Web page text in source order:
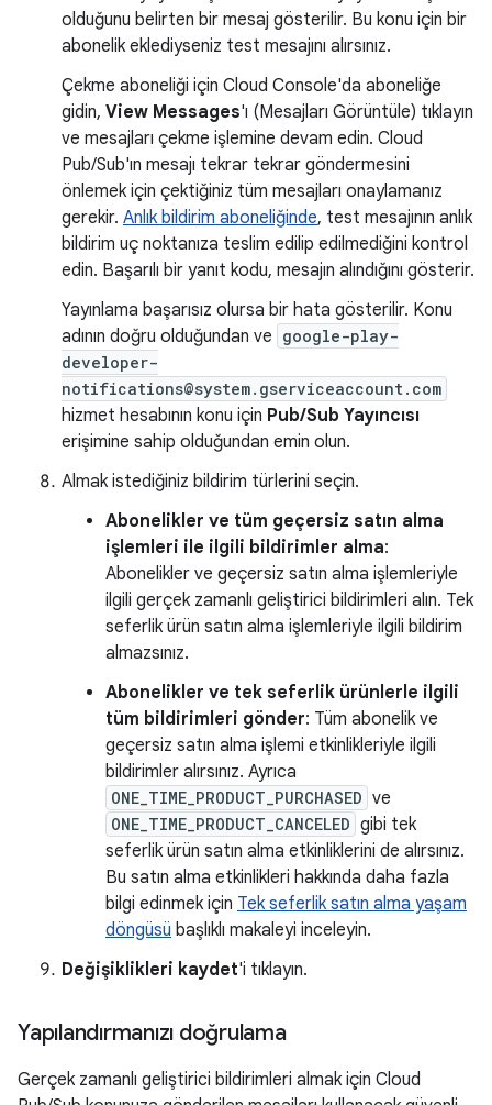
olduğunu belirten bir mesaj gösterilir. Bu konu için bir
abonelik eklediyseniz test mesajını alırsınız.
Çekme aboneliği için Cloud Console'da aboneliğe
gidin, View Messages'ı (Mesajları Görüntüle) tıklayın
ve mesajları çekme işlemine devam edin. Cloud
Pub/Sub'ın mesajı tekrar tekrar göndermesini
önlemek için çektiğiniz tüm mesajları onaylamanız
gerekir. Anlık bildirim aboneliğinde, test mesajının anlık
bildirim uç noktanıza teslim edilip edilmediğini kontrol
edin. Başarılı bir yanıt kodu, mesajın alındığını gösterir.
Yayınlama başarısız olursa bir hata gösterilir. Konu
adının doğru olduğundan ve google-play-
developer-
notifications@system.gserviceaccount.com
hizmet hesabının konu için Pub/Sub Yayıncısı
erişimine sahip olduğundan emin olun.
Almak istediğiniz bildirim türlerini seçin.
Abonelikler ve tüm geçersiz satın alma
işlemleri ile ilgili bildirimler alma:
Abonelikler ve geçersiz satın alma işlemleriyle
ilgili gerçek zamanlı geliştirici bildirimleri alın. Tek
seferlik ürün satın alma işlemleriyle ilgili bildirim
almazsınız.
Abonelikler ve tek seferlik ürünlerle ilgili
tüm bildirimleri gönder: Tüm abonelik ve
geçersiz satın alma işlemi etkinlikleriyle ilgili
bildirimler alırsınız. Ayrıca
ONE_TIME_PRODUCT_PURCHASED ve
ONE_TIME_PRODUCT_CANCELED gibi tek
seferlik ürün satın alma etkinliklerini de alırsınız.
Bu satın alma etkinlikleri hakkında daha fazla
bilgi edinmek için Tek seferlik satın alma yaşam
döngüsü başlıklı makaleyi inceleyin.
Değişiklikleri kaydet'i tıklayın.
Yapılandırmanızı doğrulama
Gerçek zamanlı geliştirici bildirimleri almak için Cloud